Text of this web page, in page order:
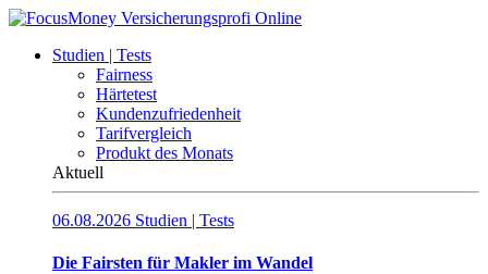
Studien | Tests
Fairness
Härtetest
Kundenzufriedenheit
Tarifvergleich
Produkt des Monats
Aktuell
06.08.2026 Studien | Tests
Die Fairsten für Makler im Wandel